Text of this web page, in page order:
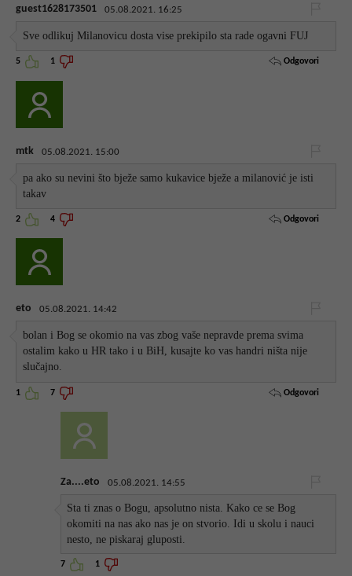
guest1628173501 05.08.2021. 16:25
Sve odlikuj Milanovicu dosta vise prekipilo sta rade ogavni FUJ
5 1 Odgovori
mtk 05.08.2021. 15:00
pa ako su nevini što bježe samo kukavice bježe a milanović je isti
takav
2 4 Odgovori
eto 05.08.2021. 14:42
bolan i Bog se okomio na vas zbog vaše nepravde prema svima
ostalim kako u HR tako i u BiH, kusajte ko vas handri ništa nije
slučajno.
1 7 Odgovori
Za....eto 05.08.2021. 14:55
Sta ti znas o Bogu, apsolutno nista. Kako ce se Bog
okomiti na nas ako nas je on stvorio. Idi u skolu i nauci
nesto, ne piskaraj gluposti.
7 1